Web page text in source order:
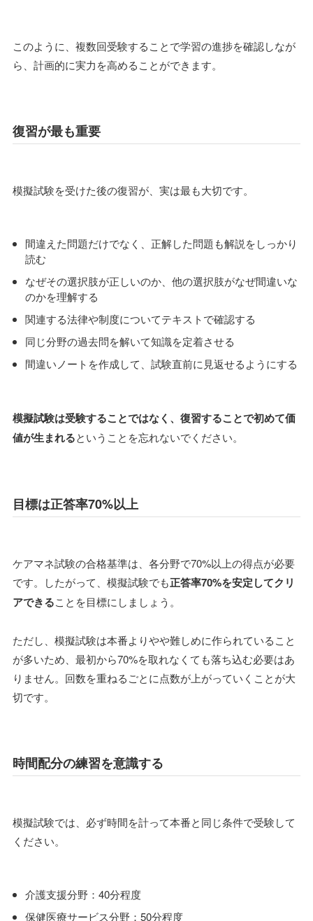
このように、複数回受験することで学習の進捗を確認しなが
ら、計画的に実力を高めることができます。
復習が最も重要
模擬試験を受けた後の復習が、実は最も大切です。
間違えた問題だけでなく、正解した問題も解説をしっかり
読む
なぜその選択肢が正しいのか、他の選択肢がなぜ間違いな
のかを理解する
関連する法律や制度についてテキストで確認する
同じ分野の過去問を解いて知識を定着させる
間違いノートを作成して、試験直前に見返せるようにする
模擬試験は受験することではなく、復習することで初めて価
値が生まれるということを忘れないでください。
目標は正答率70%以上
ケアマネ試験の合格基準は、各分野で70%以上の得点が必要
です。したがって、模擬試験でも正答率70%を安定してクリ
アできることを目標にしましょう。
ただし、模擬試験は本番よりやや難しめに作られていること
が多いため、最初から70%を取れなくても落ち込む必要はあ
りません。回数を重ねるごとに点数が上がっていくことが大
切です。
時間配分の練習を意識する
模擬試験では、必ず時間を計って本番と同じ条件で受験して
ください。
介護支援分野：40分程度
保健医療サービス分野：50分程度